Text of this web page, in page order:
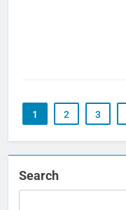
1 2 3
Search